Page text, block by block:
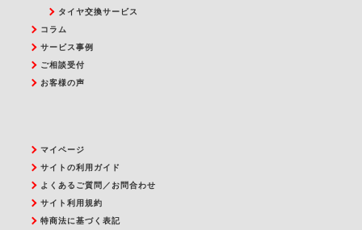
タイヤ交換サービス
コラム
サービス事例
ご相談受付
お客様の声
マイページ
サイトの利用ガイド
よくあるご質問／お問合わせ
サイト利用規約
特商法に基づく表記